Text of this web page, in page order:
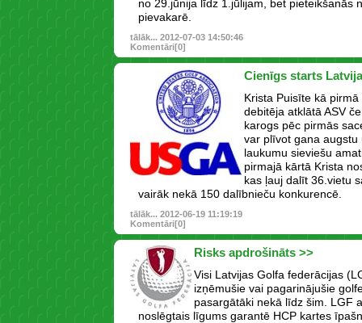
no 29.jūnija līdz 1.jūlijam, bet pieteikšanās
pievakarē.
tālāk... 2012-07-03 14:50:46
Komentāri[0]
Cienīgs starts
Krista Puisīte kā
debitēja atklātā ASV
karogs pēc pirmās
var plīvot gana augstu
laukumu sieviešu
pirmajā kārtā Krista
kas ļauj dalīt 36.vietu
vairāk nekā 150 dalībnieču konkurencē.
tālāk... 2012-06-19 11:19:19
Komentāri[0]
Risks apdrošināts >>
Visi Latvijas Golfa federācijas
izņēmušie vai pagarinājušie
pasargātāki nekā līdz šim. LGF
noslēgtais līgums garantē HCP kartes